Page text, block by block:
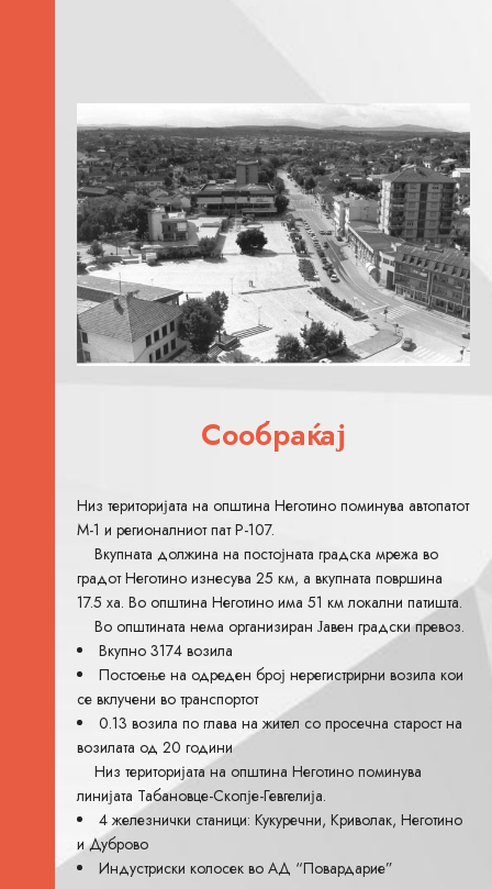
Сообраќај
Низ територијата на општина Неготино поминува автопатот
М-1 и регионалниот пат Р-107.
Вкупната должина на постојната градска мрежа во
градот Неготино изнесува 25 км, а вкупната површина
17.5 ха. Во општина Неготино има 51 км локални патишта.
Во општината нема организиран Јавен градски превоз.
Вкупно 3174 возила
Постоење на одреден број нерегистрирни возила кои
се вклучени во транспортот
0.13 возила по глава на жител со просечна старост на
возилата од 20 години
Низ територијата на општина Неготино поминува
линијата Табановце-Скопје-Гевгелија.
4 железнички станици: Кукуречни, Криволак, Неготино
и Дуброво
Индустриски колосек во АД “Повардарие”